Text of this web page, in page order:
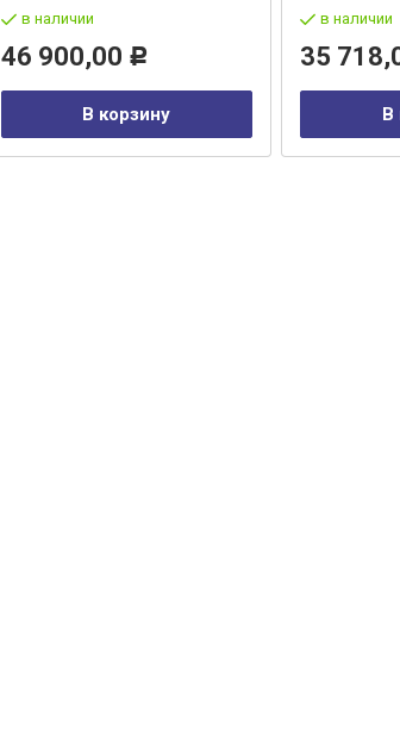
в наличии
46 900,00 Р
В корзину
в наличии
35
В